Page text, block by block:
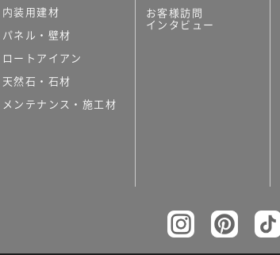
コンパクトキッチンその他
カップボード（食器棚・キッチンボード）
コンビネーションキッチン（セクショナル
キッチン）
キッチン機器
内装用建材
パネル・壁材
ロートアイアン
天然石・石材
メンテナンス・施工材
お客様訪問
インタビュー